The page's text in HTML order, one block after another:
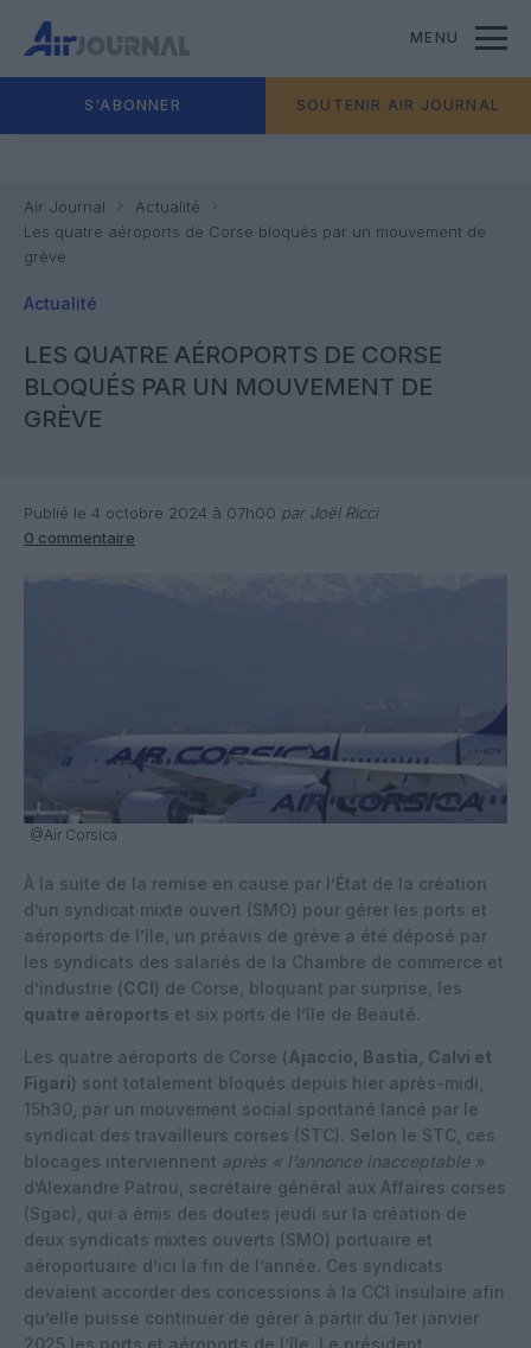
MENU
S'ABONNER SOUTENIR AIR JOURNAL
Air Journal
Actualité
Les quatre aéroports de Corse bloqués par un mouvement de
grève
Actualité
LES QUATRE AÉROPORTS DE CORSE
BLOQUÉS PAR UN MOUVEMENT DE
GRÈVE
Publié le 4 octobre 2024 à 07h00 par Joël Ricci
0 commentaire
@Air Corsica
À la suite de la remise en cause par l’État de la création
d’un syndicat mixte ouvert (SMO) pour gérer les ports et
aéroports de l’île, un préavis de grève a été déposé par
les syndicats des salariés de la Chambre de commerce et
d’industrie (CCI) de Corse, bloquant par surprise, les
quatre aéroports et six ports de l’île de Beauté.
Les quatre aéroports de Corse (Ajaccio, Bastia, Calvi et
Figari) sont totalement bloqués depuis hier après-midi,
15h30, par un mouvement social spontané lancé par le
syndicat des travailleurs corses (STC). Selon le STC, ces
blocages interviennent après « l’annonce inacceptable »
d’Alexandre Patrou, secrétaire général aux Affaires corses
(Sgac), qui a émis des doutes jeudi sur la création de
deux syndicats mixtes ouverts (SMO) portuaire et
aéroportuaire d’ici la fin de l’année. Ces syndicats
devaient accorder des concessions à la CCI insulaire afin
qu’elle puisse continuer de gérer à partir du 1er janvier
2025 les ports et aéroports de l’île. Le président